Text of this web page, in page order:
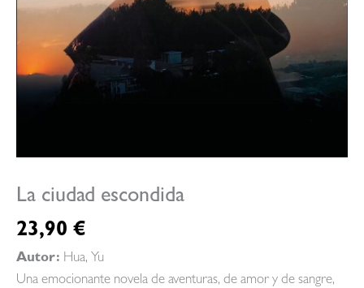
La ciudad escondida
23,90 €
Autor: Hua, Yu
Una emocionante novela de aventuras, de amor y de sangre,